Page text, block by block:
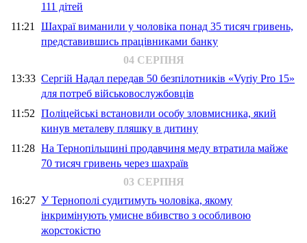
111 дітей
11:21 Шахраї виманили у чоловіка понад 35 тисяч гривень,
представившись працівниками банку
04 СЕРПНЯ
13:33 Сергій Надал передав 50 безпілотників «Vyriy Pro 15»
для потреб військовослужбовців
11:52 Поліцейські встановили особу зловмисника, який
кинув металеву пляшку в дитину
11:28 На Тернопільщині продавчиня меду втратила майже
70 тисяч гривень через шахраїв
03 СЕРПНЯ
16:27 У Тернополі судитимуть чоловіка, якому
інкримінують умисне вбивство з особливою
жорстокістю